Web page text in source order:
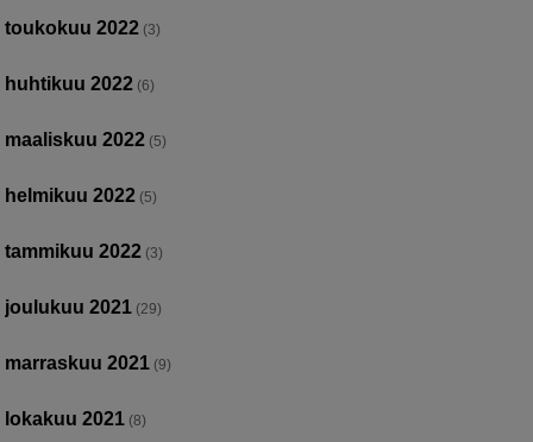
toukokuu 2022 (3)
huhtikuu 2022 (6)
maaliskuu 2022 (5)
helmikuu 2022 (5)
tammikuu 2022 (3)
joulukuu 2021 (29)
marraskuu 2021 (9)
lokakuu 2021 (8)